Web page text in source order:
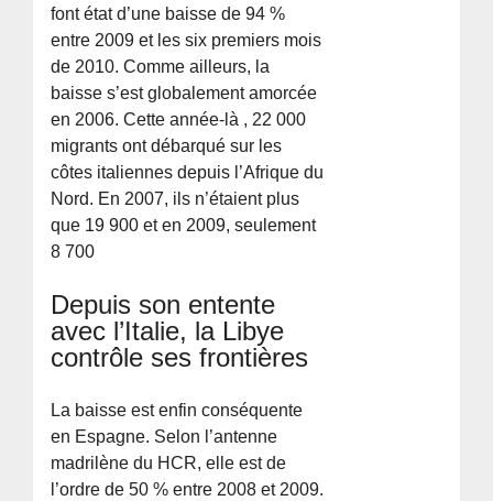
font état d’une baisse de 94 %
entre 2009 et les six premiers mois
de 2010. Comme ailleurs, la
baisse s’est globalement amorcée
en 2006. Cette année-là , 22 000
migrants ont débarqué sur les
côtes italiennes depuis l’Afrique du
Nord. En 2007, ils n’étaient plus
que 19 900 et en 2009, seulement
8 700
Depuis son entente
avec l’Italie, la Libye
contrôle ses frontières
La baisse est enfin conséquente
en Espagne. Selon l’antenne
madrilène du HCR, elle est de
l’ordre de 50 % entre 2008 et 2009.